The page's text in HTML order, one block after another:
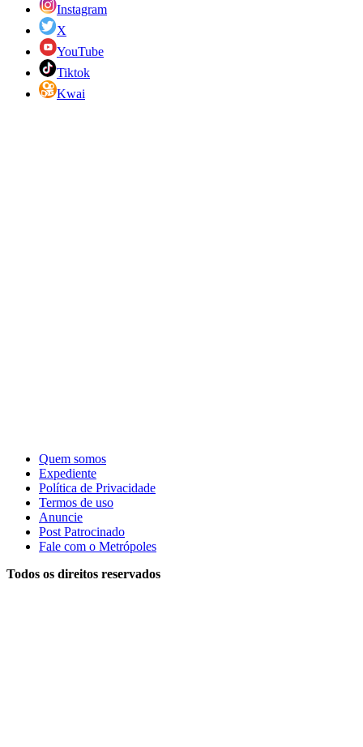
Instagram
X
YouTube
Tiktok
Kwai
Quem somos
Expediente
Política de Privacidade
Termos de uso
Anuncie
Post Patrocinado
Fale com o Metrópoles
Todos os direitos reservados